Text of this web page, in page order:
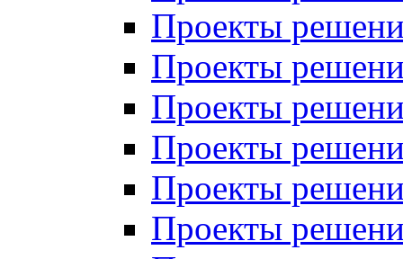
Проекты
Проекты
Проекты
Проекты
Проекты
Проекты